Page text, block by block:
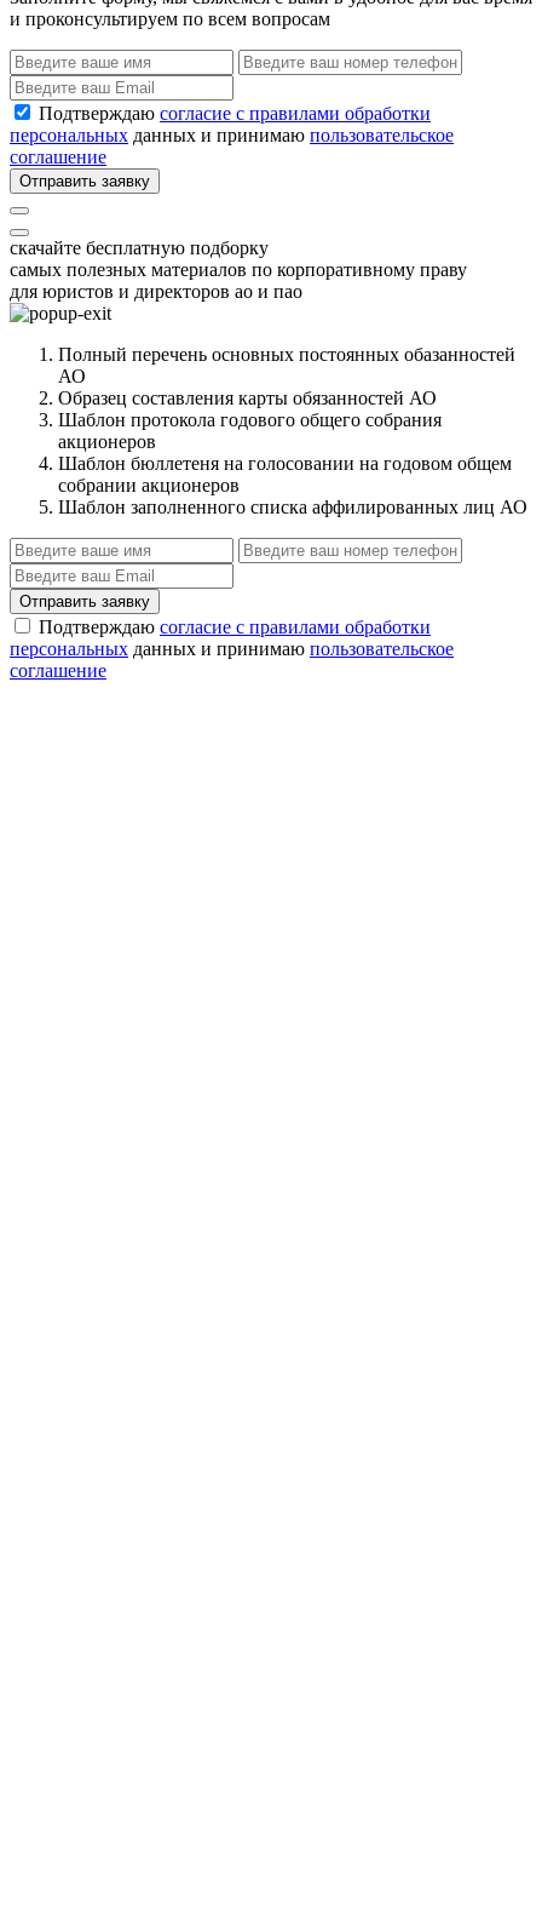
и проконсультируем по всем вопросам
Подтверждаю согласие с правилами обработки
персональных данных и принимаю пользовательское
соглашение
Отправить заявку
скачайте бесплатную подборку
самых полезных материалов по корпоративному праву
для юристов и директоров ао и пао
Полный перечень основных постоянных обазанностей
АО
Образец составления карты обязанностей АО
Шаблон протокола годового общего собрания
акционеров
Шаблон бюллетеня на голосовании на годовом общем
собрании акционеров
Шаблон заполненного списка аффилированных лиц АО
Отправить заявку
Подтверждаю согласие с правилами обработки
персональных данных и принимаю пользовательское
соглашение